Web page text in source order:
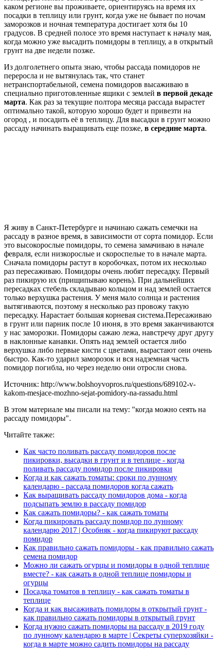
каком регионе вы проживаете, ориентируясь на время их
посадки в теплицу или грунт, когда уже не бывает по ночам
заморозков и ночная температура достигает хотя бы 10
градусов. В средней полосе это время наступает к началу мая,
когда можно уже высадить помидоры в теплицу, а в открытый
грунт на две недели позже.
Из долголетнего опыта знаю, чтобы рассада помидоров не
переросла и не вытянулась так, что станет
нетранспортабельной, семена помидоров высаживаю в
специально приготовленные ящики с землей в первой декаде
марта. Как раз за текущие полтора месяца рассада вырастет
оптимально такой, которую хорошо будет и привезти на
огород , и посадить её в теплицу. Для высадки в грунт можно
рассаду начинать выращивать еще позже, в середине марта.
Я живу в Санкт-Петербурге и начинаю сажать семечки на
рассаду в разное время, в зависимости от сорта помидор. Если
это высокорослые помидоры, то семена замачиваю в начале
февраля, если низкорослые и скороспелые то в начале марта.
Сначала помидоры растут в коробочках, потом их несколько
раз пересаживаю. Помидоры очень любят пересадку. Первый
раз пикирую их (прищипываю корень). При дальнейших
пересадках стебель складываю кольцом и над землей остается
только верхушка растения. У меня мало солнца и растения
вытягиваются, поэтому я несколько раз провожу такую
пересадку. Нарастает большая корневая система.Пересаживаю
в грунт или парник после 10 июня, в это время заканчиваются
у нас заморозки. Помидоры сажаю лежа, навстречу друг другу
в наклонные канавки. Опять над землей остается либо
верхушка либо первые кисти с цветами, вырастают они очень
быстро. Как-то ударил заморозок и вся надземная часть
помидор погибла, но через неделю они отросли снова.
Источник: http://www.bolshoyvopros.ru/questions/689102-v-
kakom-mesjace-mozhno-sejat-pomidory-na-rassadu.html
В этом материале мы писали на тему: "когда можно сеять на
рассаду помидоры".
Читайте также:
Как часто поливать рассаду помидоров после
пикировки, высадки в грунт и в теплице - когда
поливать рассаду помидор после пикировки
Когда и как сажать томаты: сроки по лунному
календарю - рассада помидоров когда сажать
Как выращивать рассаду помидоров дома - когда
подсыпать землю в рассаду помидор
Как сажать помидоры? - как сажать томаты
Когда пикировать рассаду помидор по лунному
календарю 2017 | Особняк - когда пикируют рассаду
помидор
Как правильно сажать помидоры - как правильно сажать
семена помидор
Можно ли сажать огурцы и помидоры в одной теплице
вместе? - как сажать в одной теплице помидоры и
огурцы
Посадка томатов в теплицу - как сажать томаты в
теплице
Когда и как высаживать помидоры в открытый грунт -
как правильно сажать помидоры в открытый грунт
Когда нужно сажать помидоры на рассаду в 2019 году
по лунному календарю в марте | Секреты суперхозяйки -
когда в марте можно садить помидоры на рассаду